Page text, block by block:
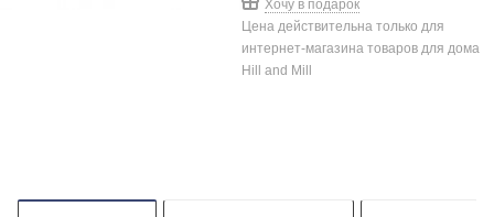
Хочу в подарок
Цена действительна только для
интернет-магазина товаров для дома
Hill and Mill